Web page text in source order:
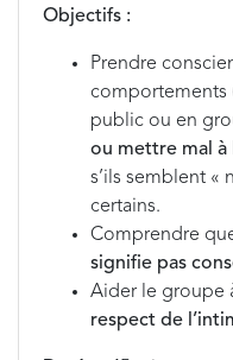
Objectifs :
Prendre
comportements
public ou en
ou mettre mal à
s’ils semblent «
certains.
Comprendre
signifie pas
Aider le groupe
respect de